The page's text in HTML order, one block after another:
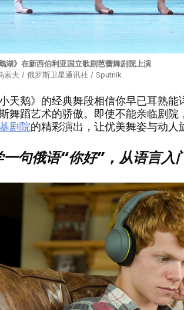
湖》在新西伯利亚国立歌剧芭蕾舞剧院上演
索夫 / 俄罗斯卫星通讯社 / Sputnik
鹅》的经典舞段相信你早已耳熟能
舞蹈艺术的骄傲。即使不能亲临剧院
剧院的精彩演出，让优美舞姿与动人
俄语“你好”，从语言入